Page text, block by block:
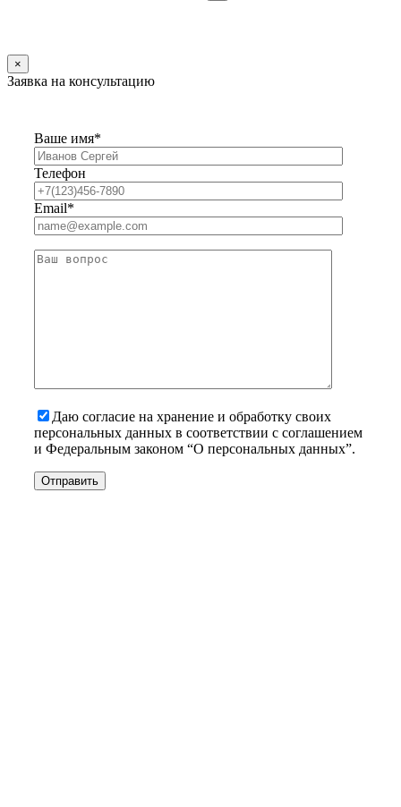
×
Заявка на консультацию
Ваше имя*
Телефон
Email*
Даю согласие на хранение и обработку своих
персональных данных в соответствии с соглашением
и Федеральным законом “О персональных данных”.